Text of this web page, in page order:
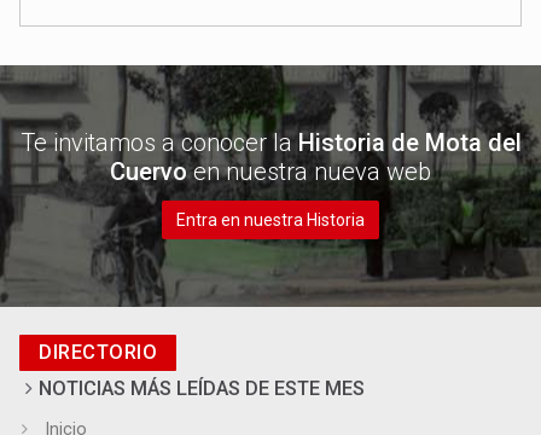
Te invitamos a conocer laHistoria de Mota del
Cuervoen nuestra nueva web
Entra en nuestra Historia
DIRECTORIO
NOTICIAS MÁS LEÍDAS DE ESTE MES
Inicio